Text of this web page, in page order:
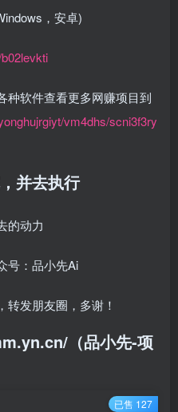
，安卓)
种软件查看更多网赚项目到
vm4dhs/scni3f3ry
并去执行
的动力
号：品小先Ai
发朋友圈，多谢！
（品小先-项
已售 127